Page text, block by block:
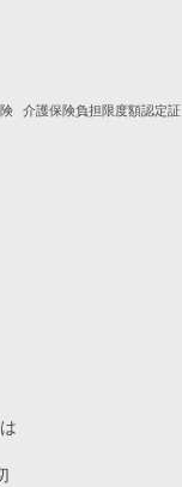
介護保険負担限度額認定証